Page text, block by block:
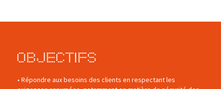
Objectifs
• Répondre aux besoins des clients en respectant les